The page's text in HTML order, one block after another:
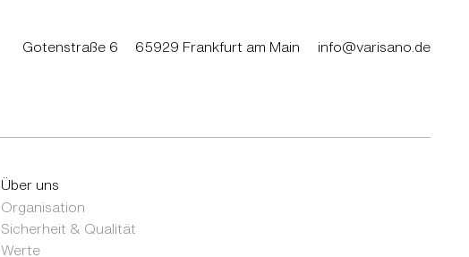
Gotenstraße 6 65929 Frankfurt am Main info@varisano.de
Über uns
Organisation
Sicherheit & Qualität
Werte